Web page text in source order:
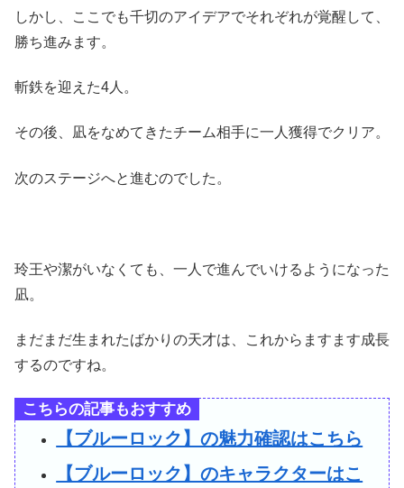
しかし、ここでも千切のアイデアでそれぞれが覚醒して、
勝ち進みます。
斬鉄を迎えた4人。
その後、凪をなめてきたチーム相手に一人獲得でクリア。
次のステージへと進むのでした。
玲王や潔がいなくても、一人で進んでいけるようになった
凪。
まだまだ生まれたばかりの天才は、これからますます成長
するのですね。
こちらの記事もおすすめ
【ブルーロック】の魅力確認はこちら
【ブルーロック】のキャラクターはこ